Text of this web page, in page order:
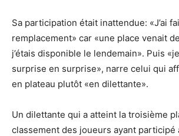
Sa participation était inattendue: «J’ai
remplacement» car «une place venait
j’étais disponible le lendemain». Puis
surprise en surprise», narre celui qui
en plateau plutôt «en dilettante».
Un dilettante qui a atteint la troisième
classement des joueurs ayant participé